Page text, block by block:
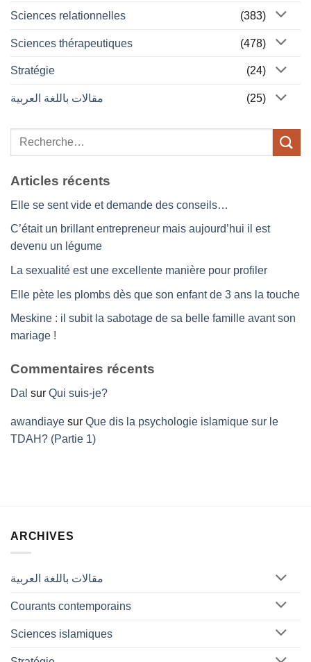
Sciences relationnelles (383)
Sciences thérapeutiques (478)
Stratégie (24)
مقالات باللغة العربية (25)
Articles récents
Elle se sent vide et demande des conseils…
C’était un brillant entrepreneur mais aujourd’hui il est
devenu un légume
La sexualité est une excellente manière pour profiler
Elle pète les plombs dès que son enfant de 3 ans la touche
Meskine : il subit la sabotage de sa belle famille avant son
mariage !
Commentaires récents
Dal sur Qui suis-je?
awandiaye sur Que dis la psychologie islamique sur le
TDAH? (Partie 1)
ARCHIVES
مقالات باللغة العربية
Courants contemporains
Sciences islamiques